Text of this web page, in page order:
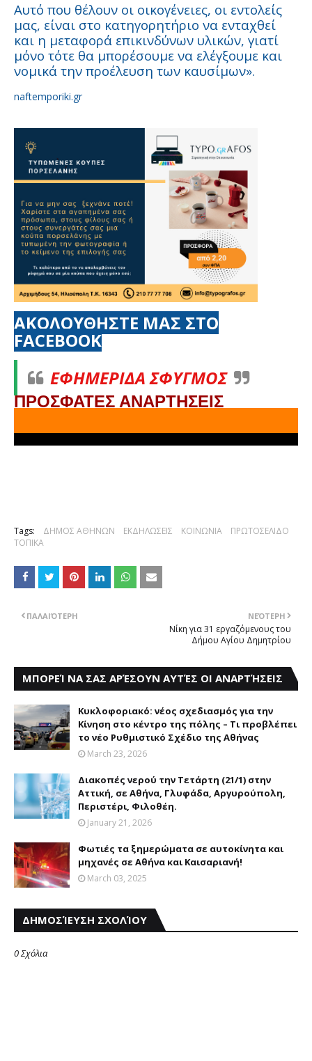
Αυτό που θέλουν οι οικογένειες, οι εντολείς
μας, είναι στο κατηγορητήριο να ενταχθεί
και η μεταφορά επικινδύνων υλικών, γιατί
μόνο τότε θα μπορέσουμε να ελέγξουμε και
νομικά την προέλευση των καυσίμων».
naftemporiki.gr
ΑΚΟΛΟΥΘΗΣΤΕ ΜΑΣ ΣΤΟ
FACEBOOK
ΕΦΗΜΕΡΙΔΑ ΣΦΥΓΜΟΣ
ΠΡΟΣΦΑΤΕΣ ΑΝΑΡΤΗΣΕΙΣ
Tags: ΔΗΜΟΣ ΑΘΗΝΩΝ ΕΚΔΗΛΩΣΕΙΣ ΚΟΙΝΩΝΙΑ
ΠΡΩΤΟΣΕΛΙΔΟ
ΤΟΠΙΚΑ
ΝΕΌΤΕΡΗ
Νίκη για 31 εργαζόμενους του
Δήμου Αγίου Δημητρίου
ΠΑΛΑΙΌΤΕΡΗ
ΜΠΟΡΕΊ ΝΑ ΣΑΣ ΑΡΈΣΟΥΝ ΑΥΤΈΣ ΟΙ ΑΝΑΡΤΉΣΕΙΣ
Kυκλοφοριακό: νέος σχεδιασμός για την
Kίνηση στο κέντρο της πόλης – Tι προβλέπει
το νέο Ρυθμιστικό Σχέδιο της Aθήνας
March 23, 2026
Διακοπές νερού την Τετάρτη (21/1) στην
Αττική, σε Αθήνα, Γλυφάδα, Αργυρούπολη,
Περιστέρι, Φιλοθέη.
January 21, 2026
Φωτιές τα ξημερώματα σε αυτοκίνητα και
μηχανές σε Αθήνα και Καισαριανή!
March 03, 2025
ΔΗΜΟΣΊΕΥΣΗ ΣΧΟΛΊΟΥ
0 Σχόλια